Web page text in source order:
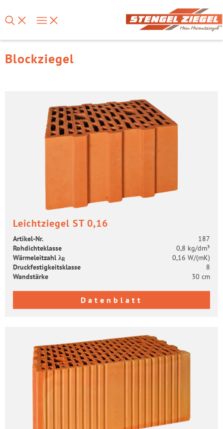
Blockziegel
Leicht­zie­gel ST 0,16
Artikel-​Nr.
187
Roh­dich­te­klas­se
0,8 kg/dm³
Wär­me­leit­zahl λR
0,16 W/(mK)
Druck­fes­tig­keits­klas­se
8
Wand­stär­ke
30 cm
Datenblatt